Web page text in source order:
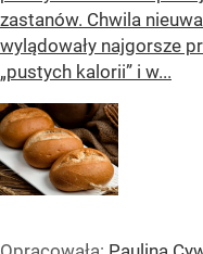
zastanów. Chwila
wylądowały najgorsze
„pustych kalorii” i w...